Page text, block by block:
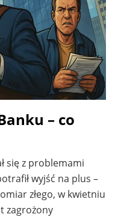
– co
się z problemami
wyjść na plus –
złego, w kwietniu
zagrożony